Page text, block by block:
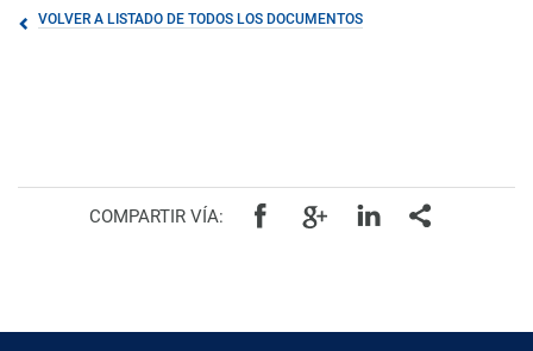
VOLVER A LISTADO DE TODOS LOS DOCUMENTOS
COMPARTIR VÍA: